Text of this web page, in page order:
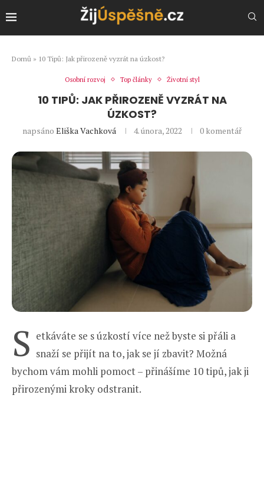
Domů » 10 Tipů: Jak přirozeně vyzrát na úzkost?
Osobní rozvoj Top články Životní styl
10 TIPŮ: JAK PŘIROZENĚ VYZRÁT NA
ÚZKOST?
napsáno Eliška Vachková 4. února, 2022 0 komentář
S etkáváte se s úzkostí více než byste si přáli a
snaží se přijít na to, jak se jí zbavit? Možná
bychom vám mohli pomoct – přinášíme 10 tipů, jak ji
přirozenými kroky odstranit.